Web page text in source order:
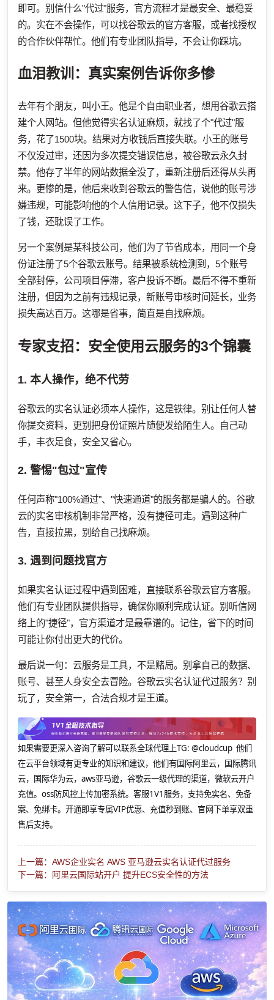
即可。别信什么"代过"服务，官方流程才是最安全、最稳妥
的。实在不会操作，可以找谷歌云的官方客服，或者找授权
的合作伙伴帮忙。他们有专业团队指导，不会让你踩坑。
血泪教训：真实案例告诉你多惨
去年有个朋友，叫小王。他是个自由职业者，想用谷歌云搭
建个人网站。但他觉得实名认证麻烦，就找了个"代过"服
务，花了1500块。结果对方收钱后直接失联。小王的账号
不仅没过审，还因为多次提交错误信息，被谷歌云永久封
禁。他存了半年的网站数据全没了，重新注册后还得从头再
来。更惨的是，他后来收到谷歌云的警告信，说他的账号涉
嫌违规，可能影响他的个人信用记录。这下子，他不仅损失
了钱，还耽误了工作。
另一个案例是某科技公司，他们为了节省成本，用同一个身
份证注册了5个谷歌云账号。结果被系统检测到，5个账号
全部封停，公司项目停滞，客户投诉不断。最后不得不重新
注册，但因为之前有违规记录，新账号审核时间延长，业务
损失高达百万。这哪是省事，简直是自找麻烦。
专家支招：安全使用云服务的3个锦囊
1. 本人操作，绝不代劳
谷歌云的实名认证必须本人操作，这是铁律。别让任何人替
你提交资料，更别把身份证照片随便发给陌生人。自己动
手，丰衣足食，安全又省心。
2. 警惕"包过"宣传
任何声称"100%通过"、"快速通道"的服务都是骗人的。谷歌
云的实名审核机制非常严格，没有捷径可走。遇到这种广
告，直接拉黑，别给自己找麻烦。
3. 遇到问题找官方
如果实名认证过程中遇到困难，直接联系谷歌云官方客服。
他们有专业团队提供指导，确保你顺利完成认证。别听信网
络上的"捷径"，官方渠道才是最靠谱的。记住，省下的时间
可能让你付出更大的代价。
最后说一句：云服务是工具，不是赌局。别拿自己的数据、
账号、甚至人身安全去冒险。谷歌云实名认证代过服务？别
玩了，安全第一，合法合规才是王道。
如果需要更深入咨询了解可以联系全球代理上TG: @cloudcup 他们
在云平台领域有更专业的知识和建议，他们有国际阿里云，国际腾讯
云，国际华为云，aws亚马逊，谷歌云一级代理的渠道，微软云开户
充值。oss防风控上传加密系统。客服1V1服务，支持免实名、免备
案、免绑卡。开通即享专属VIP优惠、充值秒到账、官网下单享双重
售后支持。
上一篇：AWS企业实名 AWS 亚马逊云实名认证代过服务
下一篇：阿里云国际站开户 提升ECS安全性的方法